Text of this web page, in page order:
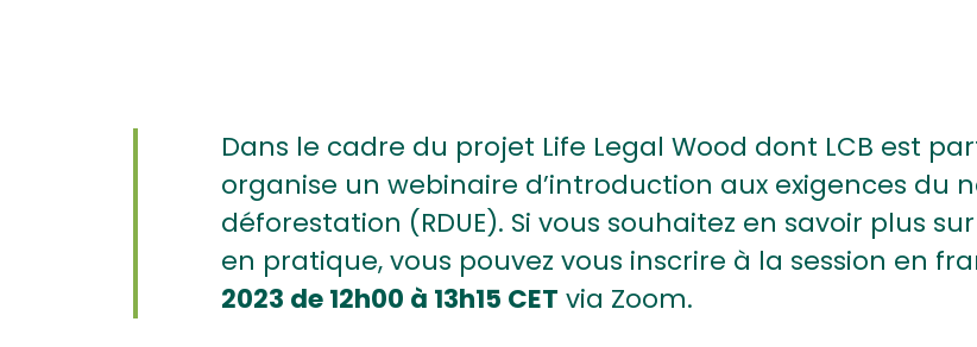
Dans le cadre du projet Life Legal Wood dont LCB est
organise un webinaire d’introduction aux exigences du
déforestation (RDUE). Si vous souhaitez en savoir plus
en pratique, vous pouvez vous inscrire à la session en
2023 de 12h00 à 13h15 CET via Zoom.